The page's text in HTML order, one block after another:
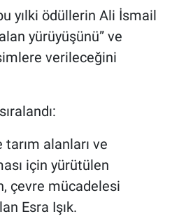
yılki ödüllerin Ali İsmail
yürüyüşünü” ve
verileceğini
tarım alanları ve
için yürütülen
çevre mücadelesi
Esra Işık.